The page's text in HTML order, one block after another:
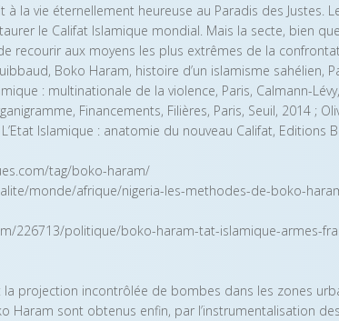
à la vie éternellement heureuse au Paradis des Justes.
le Califat Islamique mondial. Mais la secte, bien que
recourir aux moyens les plus extrêmes de la
Boko Haram, histoire d’un islamisme sahélien,
: multinationale de la violence, Paris, Calmann-
Financements, Filières, Paris, Seuil, 2014 ;
Islamique : anatomie du nouveau Califat, Editions
tag/boko-haram/
monde/afrique/nigeria-les-methodes-de-boko-
226713/politique/boko-haram-tat-islamique-armes-
la projection incontrôlée de bombes dans les zones
Haram sont obtenus enfin, par l’instrumentalisation des